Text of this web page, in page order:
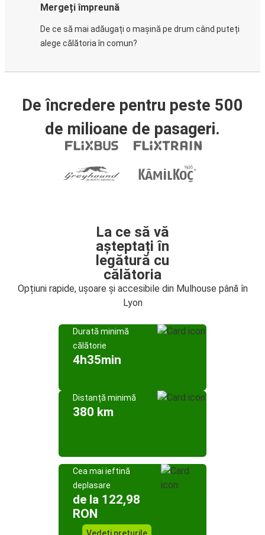
Mergeți împreună
De ce să mai adăugați o mașină pe drum când puteți
alege călătoria în comun?
De încredere pentru peste 500
de milioane de pasageri.
La ce să vă
așteptați în
legătură cu
călătoria
Opțiuni rapide, ușoare și accesibile din Mulhouse până în
Lyon
Durată minimă
călătorie
4h35min
Distanță minimă
380 km
Cea mai ieftină
deplasare
de la 122,98
RON